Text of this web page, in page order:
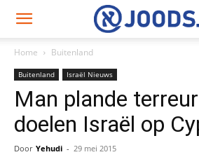
Home Buitenland
Buitenland Israël Nieuws
Man plande
doelen Israël op
Door Yehudi - 29 mei 2015